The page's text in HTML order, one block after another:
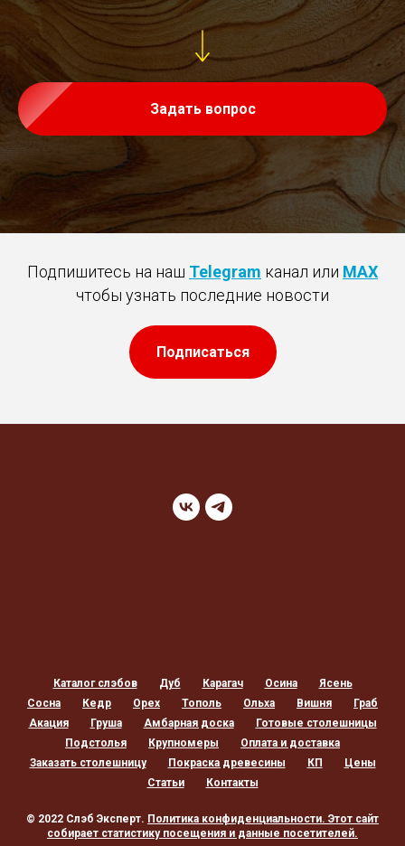
Задать вопрос
Подпишитесь на наш Telegram канал или MAX
чтобы узнать последние новости
Подписаться
Каталог слэбов Дуб Карагач Осина
Ясень
Сосна
Кедр Орех Тополь Ольха Вишня
Граб
Акация
Груша Амбарная доска
Готовые столешницы
Подстолья
Крупномеры
Оплата и доставка
Заказать столешницу
Покраска древесины КП
Цены
Статьи
Контакты
© 2022 Слэб Эксперт. Политика конфиденциальности. Этот сайт
собирает статистику посещения и данные посетителей.